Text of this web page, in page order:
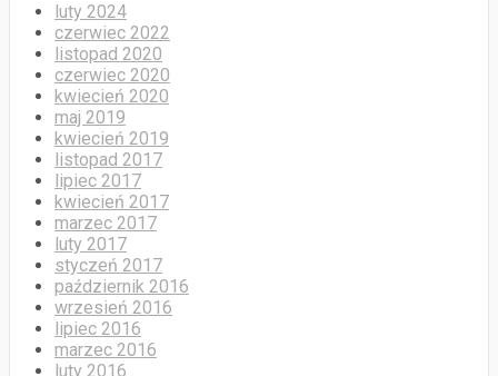
luty 2024
czerwiec 2022
listopad 2020
czerwiec 2020
kwiecień 2020
maj 2019
kwiecień 2019
listopad 2017
lipiec 2017
kwiecień 2017
marzec 2017
luty 2017
styczeń 2017
październik 2016
wrzesień 2016
lipiec 2016
marzec 2016
luty 2016